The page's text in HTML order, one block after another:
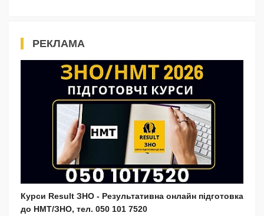
РЕКЛАМА
Курси Result ЗНО - Результативна онлайн підготовка
до НМТ/ЗНО, тел. 050 101 7520